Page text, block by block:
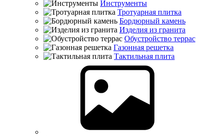
Инструменты
Тротуарная плитка
Бордюрный камень
Изделия из гранита
Обустройство террас
Газонная решетка
Тактильная плита